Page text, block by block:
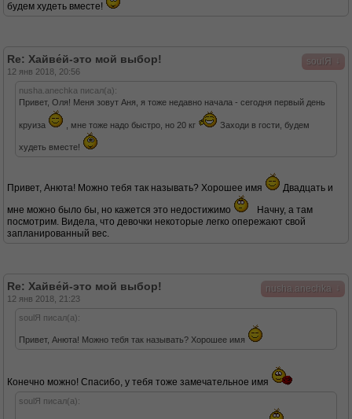
будем худеть вместе!
soulЯ
Re: Хайве́й-это мой выбор!
12 янв 2018, 20:56
nusha.anechka писал(а):
Привет, Оля! Меня зовут Аня, я тоже недавно начала - сегодня первый день
круиза , мне тоже надо быстро, но 20 кг Заходи в гости, будем
худеть вместе!
Привет, Анюта! Можно тебя так называть? Хорошее имя
Двадцать и
мне можно было бы, но кажется это недостижимо
Начну, а там
посмотрим. Видела, что девочки некоторые легко опережают свой
запланированный вес.
nusha.anechka
Re: Хайве́й-это мой выбор!
12 янв 2018, 21:23
soulЯ писал(а):
Привет, Анюта! Можно тебя так называть? Хорошее имя
Конечно можно! Спасибо, у тебя тоже замечательное имя
soulЯ писал(а):